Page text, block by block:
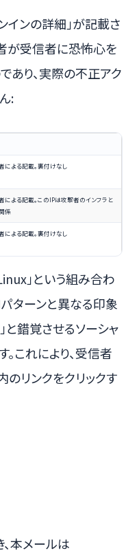
インの詳細」が記載さ
が受信者に恐怖心を
あり、実際の不正アク
:
による記載。裏付けなし
による記載。このIPは攻撃者のインフラと
係
による記載。裏付けなし
」という組み合わ
ターンと異なる印象
と錯覚させるソーシャ
これにより、受信者
リンクをクリックす
本メールは